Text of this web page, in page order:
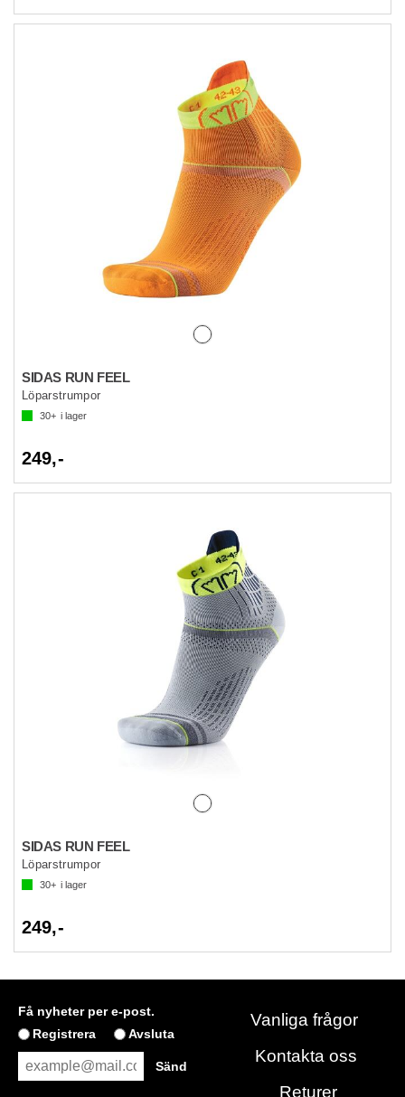
SIDAS RUN FEEL
Löparstrumpor
30+ i lager
249,-
SIDAS RUN FEEL
Löparstrumpor
30+ i lager
249,-
Få nyheter per e-post.
Registrera
Avsluta
Vanliga frågor
Kontakta oss
Returer